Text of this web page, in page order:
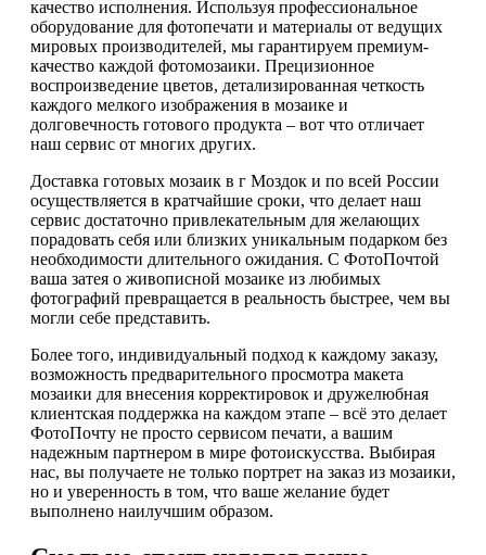
качество исполнения. Используя профессиональное
оборудование для фотопечати и материалы от ведущих
мировых производителей, мы гарантируем премиум-
качество каждой фотомозаики. Прецизионное
воспроизведение цветов, детализированная четкость
каждого мелкого изображения в мозаике и
долговечность готового продукта – вот что отличает
наш сервис от многих других.
Доставка готовых мозаик в г Моздок и по всей России
осуществляется в кратчайшие сроки, что делает наш
сервис достаточно привлекательным для желающих
порадовать себя или близких уникальным подарком без
необходимости длительного ожидания. С ФотоПочтой
ваша затея о живописной мозаике из любимых
фотографий превращается в реальность быстрее, чем вы
могли себе представить.
Более того, индивидуальный подход к каждому заказу,
возможность предварительного просмотра макета
мозаики для внесения корректировок и дружелюбная
клиентская поддержка на каждом этапе – всё это делает
ФотоПочту не просто сервисом печати, а вашим
надежным партнером в мире фотоискусства. Выбирая
нас, вы получаете не только портрет на заказ из мозаики,
но и уверенность в том, что ваше желание будет
выполнено наилучшим образом.